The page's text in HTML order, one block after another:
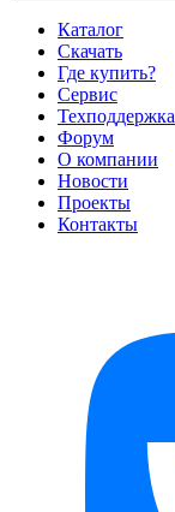
Каталог
Скачать
Где купить?
Сервис
Техподдержка
Форум
О компании
Новости
Проекты
Контакты